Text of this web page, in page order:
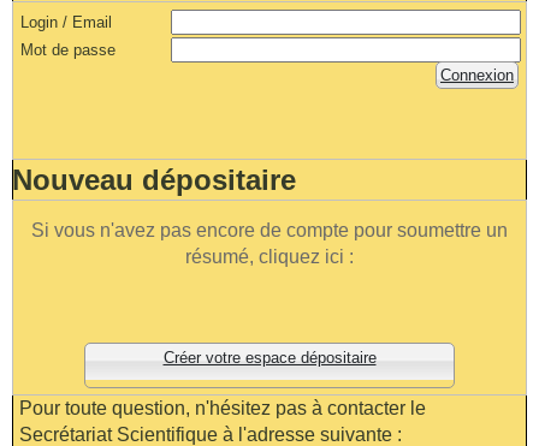
Login / Email
Mot de passe
Connexion
Nouveau dépositaire
Si vous n'avez pas encore de compte pour soumettre un
résumé, cliquez ici :
Créer votre espace dépositaire
Pour toute question, n'hésitez pas à contacter le
Secrétariat Scientifique à l'adresse suivante :